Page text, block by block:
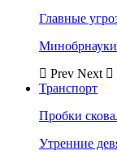
Главные
Prev Next
Транспорт
Пробки
Утренние